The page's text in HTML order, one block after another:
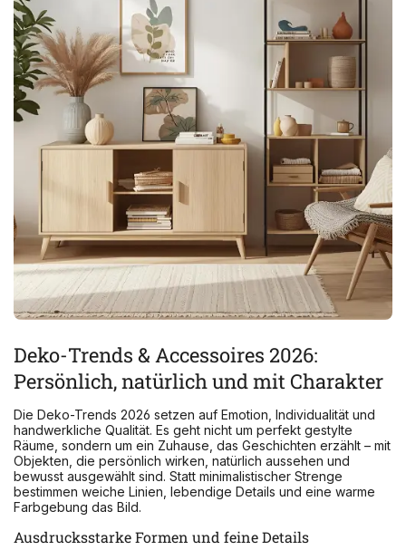
Deko-Trends & Accessoires 2026:
Persönlich, natürlich und mit Charakter
Die Deko-Trends 2026 setzen auf Emotion, Individualität und
handwerkliche Qualität. Es geht nicht um perfekt gestylte
Räume, sondern um ein Zuhause, das Geschichten erzählt – mit
Objekten, die persönlich wirken, natürlich aussehen und
bewusst ausgewählt sind. Statt minimalistischer Strenge
bestimmen weiche Linien, lebendige Details und eine warme
Farbgebung das Bild.
Ausdrucksstarke Formen und feine Details